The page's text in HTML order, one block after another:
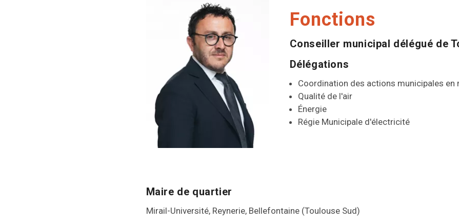
Fonctions
Conseiller municipal délégué de
Délégations
Coordination des actions municipales en
Qualité de l'air
Énergie
Régie Municipale d'électricité
Maire de quartier
Mirail-Université, Reynerie, Bellefontaine (Toulouse Sud)